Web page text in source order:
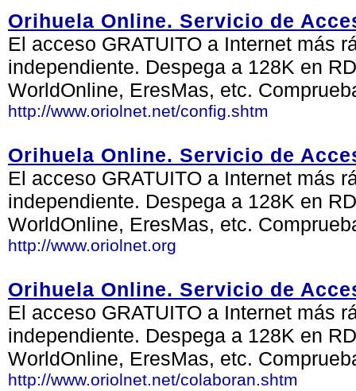
Orihuela Online. Servicio de
El acceso GRATUITO a Internet más
independiente. Despega a 128K en
WorldOnline, EresMas, etc.
http://www.oriolnet.net/config.shtm
Orihuela Online. Servicio de
El acceso GRATUITO a Internet más
independiente. Despega a 128K en
WorldOnline, EresMas, etc.
http://www.oriolnet.org
Orihuela Online. Servicio de
El acceso GRATUITO a Internet más
independiente. Despega a 128K en
WorldOnline, EresMas, etc.
http://www.oriolnet.net/colaboran.shtm